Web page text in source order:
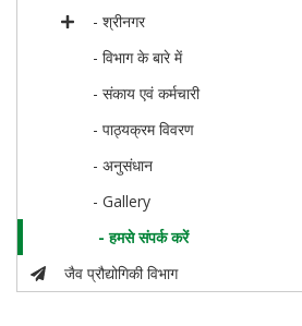
- श्रीनगर
- विभाग के बारे में
- संकाय एवं कर्मचारी
- पाठ्यक्रम विवरण
- अनुसंधान
- Gallery
- हमसे संपर्क करें
जैव प्रौद्योगिकी विभाग